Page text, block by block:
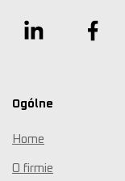
Ogólne
Home
O firmie